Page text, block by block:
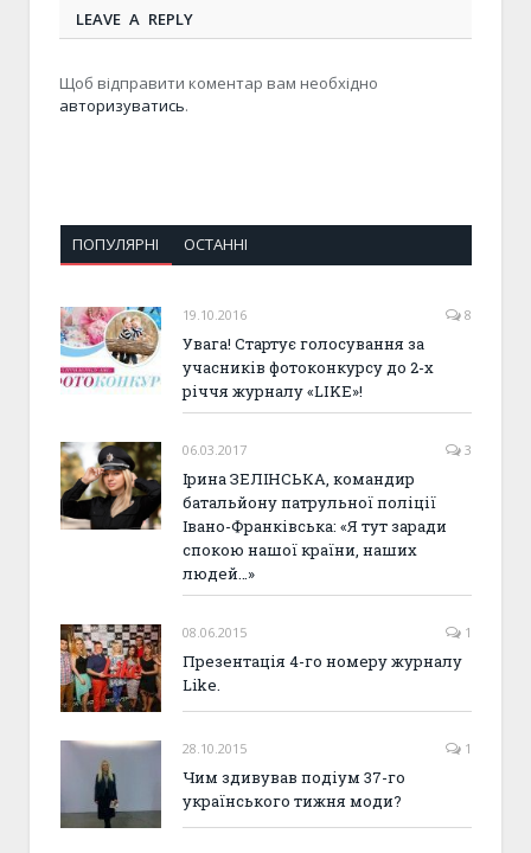
LEAVE A REPLY
Щоб відправити коментар вам необхідно
авторизуватись.
ПОПУЛЯРНІ ОСТАННІ
19.10.2016 8
Увага! Стартує голосування за
учасників фотоконкурсу до 2-х
річчя журналу «LIKE»!
06.03.2017 3
Ірина ЗЕЛІНСЬКА, командир
батальйону патрульної поліції
Івано-Франківська: «Я тут заради
спокою нашої країни, наших
людей…»
08.06.2015 1
Презентація 4-го номеру журналу
Like.
28.10.2015 1
Чим здивував подіум 37-го
українського тижня моди?